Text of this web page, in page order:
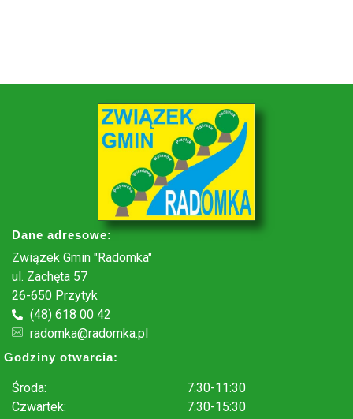
Dane adresowe:
Związek Gmin "Radomka"
ul. Zachęta 57
26-650 Przytyk
(48) 618 00 42
radomka@radomka.pl
Godziny otwarcia:
Środa:
Czwartek:
7:30-11:30
7:30-15:30